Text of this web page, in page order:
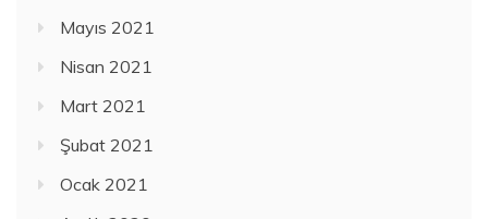
Mayıs 2021
Nisan 2021
Mart 2021
Şubat 2021
Ocak 2021